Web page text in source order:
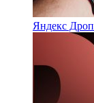
Яндекс